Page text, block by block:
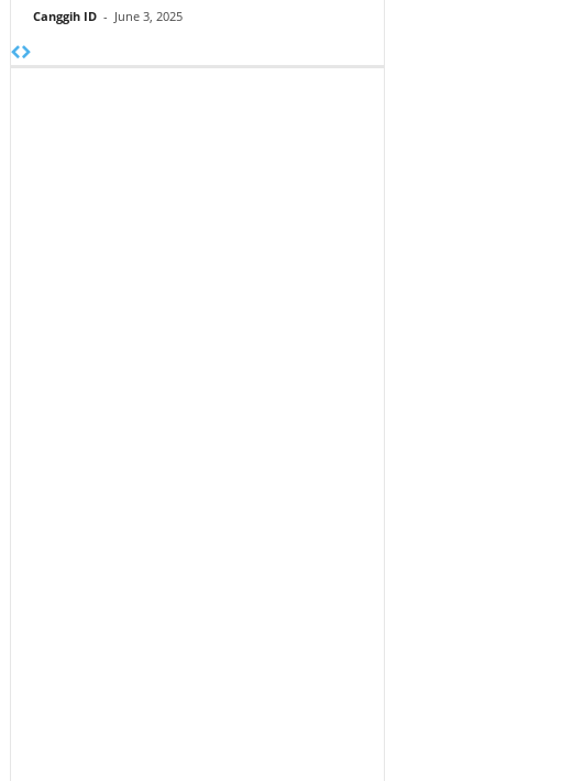
Canggih ID - June 3, 2025